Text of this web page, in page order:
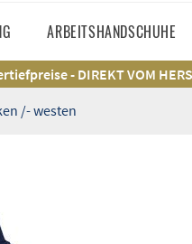
ARBEITSHANDSCHUHE
- DIREKT VOM
/- westen